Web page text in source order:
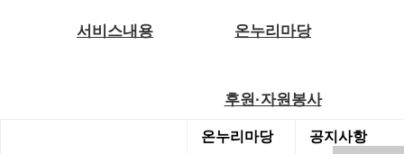
서비스내용 온누리마당
후원·자원봉사
온누리마당
공지사항